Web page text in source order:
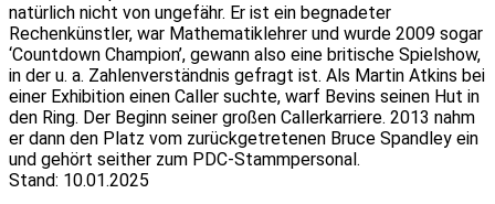
natürlich nicht von ungefähr. Er ist ein begnadeter
Rechenkünstler, war Mathematiklehrer und wurde 2009 sogar
‘Countdown Champion’, gewann also eine britische Spielshow,
in der u. a. Zahlenverständnis gefragt ist. Als Martin Atkins bei
einer Exhibition einen Caller suchte, warf Bevins seinen Hut in
den Ring. Der Beginn seiner großen Callerkarriere. 2013 nahm
er dann den Platz vom zurückgetretenen Bruce Spandley ein
und gehört seither zum PDC-Stammpersonal.
Stand: 10.01.2025